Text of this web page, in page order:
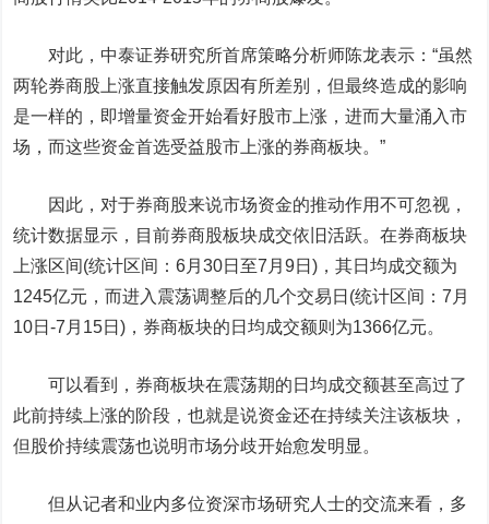
对此，中泰证券研究所首席策略分析师陈龙表示：“虽然
两轮券商股上涨直接触发原因有所差别，但最终造成的影响
是一样的，即增量资金开始看好股市上涨，进而大量涌入市
场，而这些资金首选受益股市上涨的券商板块。”
因此，对于券商股来说市场资金的推动作用不可忽视，
统计数据显示，目前券商股板块成交依旧活跃。在券商板块
上涨区间(统计区间：6月30日至7月9日)，其日均成交额为
1245亿元，而进入震荡调整后的几个交易日(统计区间：7月
10日-7月15日)，券商板块的日均成交额则为1366亿元。
可以看到，券商板块在震荡期的日均成交额甚至高过了
此前持续上涨的阶段，也就是说资金还在持续关注该板块，
但股价持续震荡也说明市场分歧开始愈发明显。
但从记者和业内多位资深市场研究人士的交流来看，多